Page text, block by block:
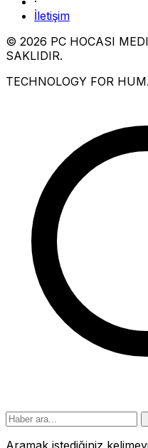
İletişim
© 2026 PC HOCASI
SAKLIDIR.
TECHNOLOGY FOR